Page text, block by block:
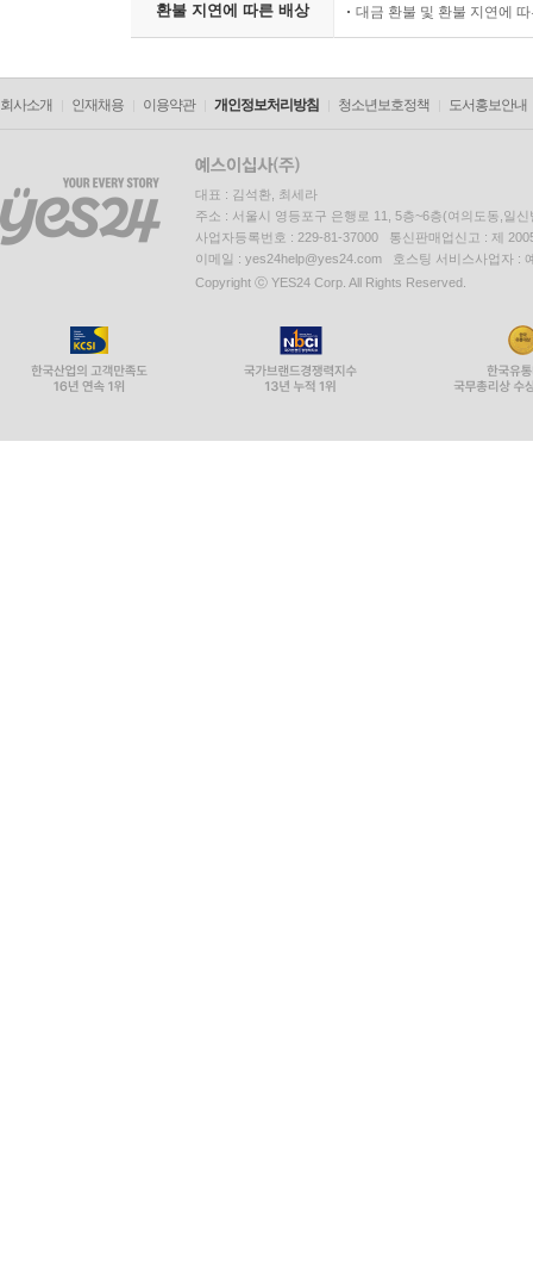
환불 지연에 따른 배상 대금 환불 및 환불 지연에
회사소개 인재채용 이용약관 개인정보처리방침 청소년보호정책 도서홍보안내
대표 : 김석환, 최세라
주소 : 서울시 영등포구 은행로 11, 5층~6층(여의도동,일신
사업자등록번호 : 229-81-37000 통신판매업신고 : 제
이메일 : yes24help@yes24.com 호스팅 서비스사업자 :
Copyright ⓒ YES24 Corp. All Rights Reserved.